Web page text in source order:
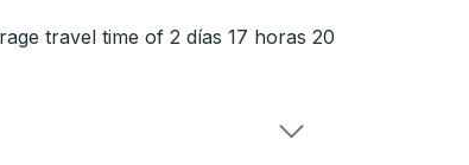
travel time of 2 días 17 horas 20